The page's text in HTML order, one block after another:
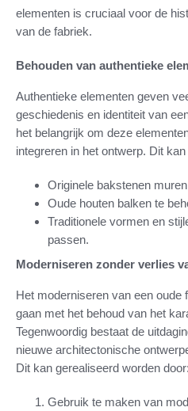
elementen is cruciaal voor de
van de fabriek.
Behouden van authentieke
Authentieke elementen geven
geschiedenis en identiteit van
het belangrijk om deze
integreren in het ontwerp. Dit
Originele bakstenen
Oude houten balken te
Traditionele vormen en
passen.
Moderniseren zonder verlies
Het moderniseren van een oude
gaan met het behoud van het
Tegenwoordig bestaat de
nieuwe architectonische
Dit kan gerealiseerd worden door:
Gebruik te maken van